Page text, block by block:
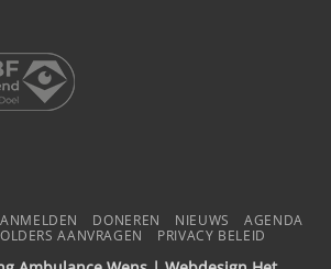
DONEREN NIEUWS
AGENDA
AANVRAGEN PRIVACY BELEID